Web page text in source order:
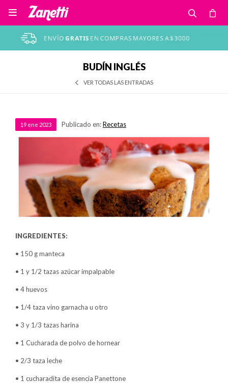

BUDÍN INGLÉS
VER TODAS LAS ENTRADAS
19 ene 2023 Publicado en:Recetas
INGREDIENTES:
• 150 g manteca
• 1 y 1/2 tazas azúcar impalpable
• 4 huevos
• 1/4 taza vino garnacha u otro
• 3 y 1/3 tazas harina
• 1 Cucharada de polvo de hornear
• 2/3 taza leche
• 1 cucharadita de esencia Panettone